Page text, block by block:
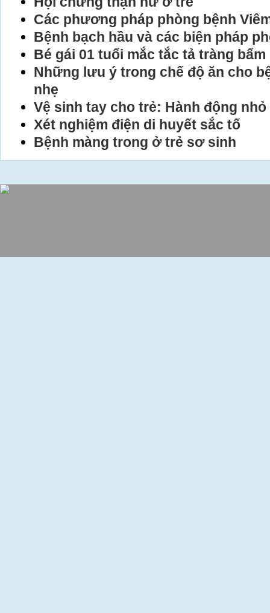
Các phương pháp phòng bệnh
Bệnh bạch hầu và các biện pháp
Bé gái 01 tuổi mắc tắc tả tràng
Những lưu ý trong chế độ ăn cho
nhẹ
Vệ sinh tay cho trẻ: Hành động
Xét nghiệm điện di huyết sắc tố
Bệnh màng trong ở trẻ sơ sinh